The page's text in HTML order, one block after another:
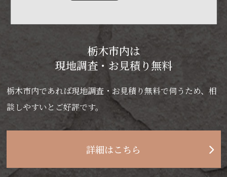
栃木市内は
現地調査・お見積り無料
栃木市内であれば現地調査・お見積り無料で伺うため、相
談しやすいとご好評です。
詳細はこちら